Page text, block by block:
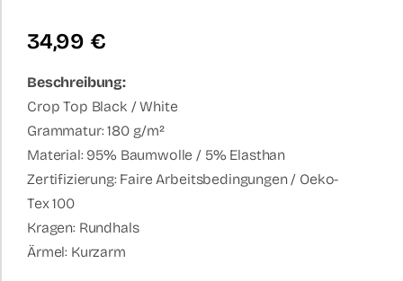
34,99 €
Beschreibung:
Crop Top Black / White
Grammatur: 180 g/m²
Material: 95% Baumwolle / 5% Elasthan
Zertifizierung: Faire Arbeitsbedingungen / Oeko-
Tex 100
Kragen: Rundhals
Ärmel: Kurzarm